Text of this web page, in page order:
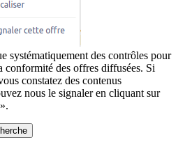
systématiquement des contrôles pour
conformité des offres diffusées. Si
constatez des contenus
nous le signaler en cliquant sur